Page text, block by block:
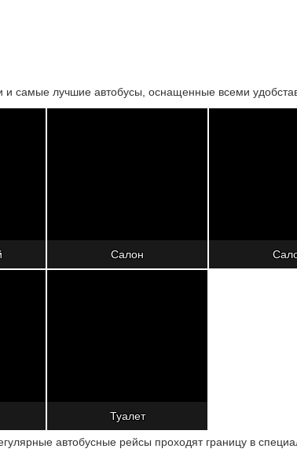
лучшие автобусы, оснащенные всеми
Салон
Туалет
автобусные рейсы проходят границу в